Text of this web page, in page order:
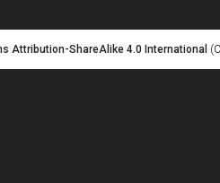
Attribution-ShareAlike 4.0 International